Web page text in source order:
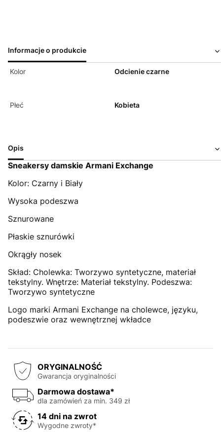
Informacje o produkcie
Kolor Odcienie czarne
Płeć Kobieta
Opis
Sneakersy damskie Armani Exchange
Kolor: Czarny i Biały
Wysoka podeszwa
Sznurowane
Płaskie sznurówki
Okrągły nosek
Skład: Cholewka: Tworzywo syntetyczne, materiał
tekstylny. Wnętrze: Materiał tekstylny. Podeszwa:
Tworzywo syntetyczne
Logo marki Armani Exchange na cholewce, języku,
podeszwie oraz wewnętrznej wkładce
ORYGINALNOŚĆ
Gwarancja oryginalności
Darmowa dostawa*
dla zamówień za min. 349 zł
14 dni na zwrot
Wygodne zwroty*